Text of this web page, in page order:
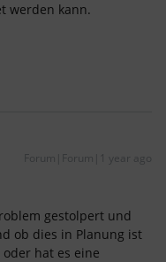
werden kann.
Forum|Forum|1 year ago
gestolpert und
ob dies in Planung ist
oder hat es eine